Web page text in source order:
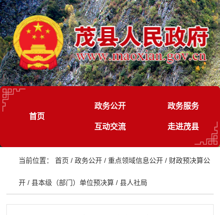
首页
政务公开 政务服务
互动交流 走进茂县
当前位置：首页 /政务公开 /重点领域信息公开 / 财政预决算公
开 /县本级（部门）单位预决算 /县人社局